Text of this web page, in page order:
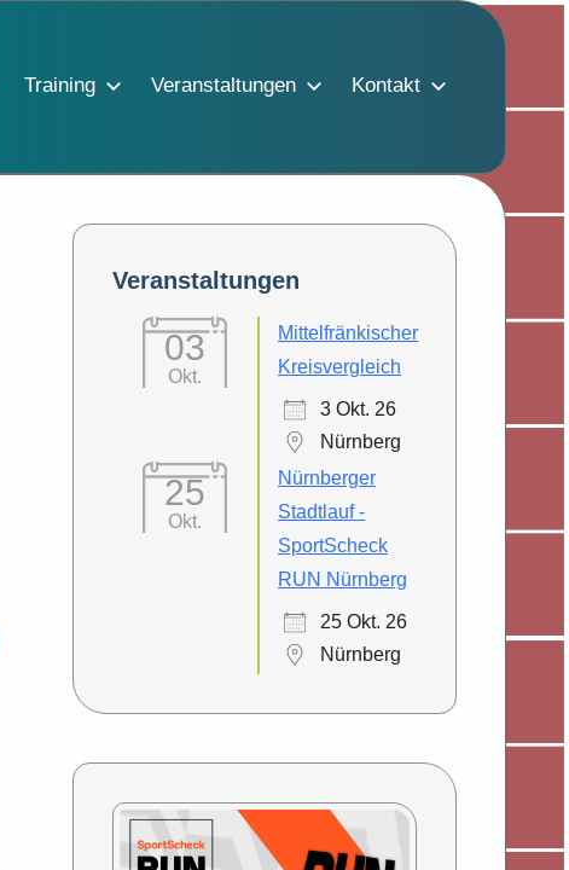
Training Veranstaltungen Kontakt
Veranstaltungen
03
Okt.
Mittelfränkischer
Kreisvergleich
3 Okt. 26
Nürnberg
25
Okt.
Nürnberger
Stadtlauf -
SportScheck
RUN Nürnberg
25 Okt. 26
Nürnberg